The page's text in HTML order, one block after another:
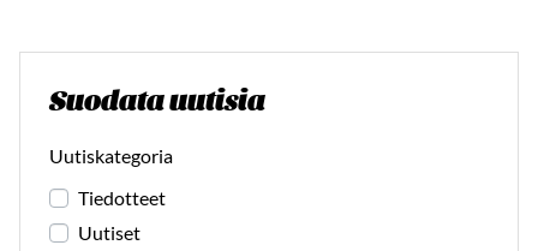
Suodata uutisia
Uutiskategoria
Tiedotteet
Uutiset